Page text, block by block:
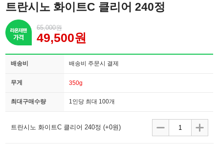
트란시노 화이트C 클리어 240정
65,000원
49,500원
배송비 배송비 주문시 결제
무게 350g
최대구매수량 1인당 최대 100개
트란시노 화이트C 클리어 240정 (+0원)